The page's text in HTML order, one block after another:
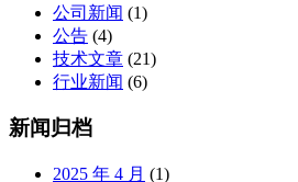
公司新闻 (1)
公告 (4)
技术文章 (21)
行业新闻 (6)
新闻归档
2025 年 4 月 (1)